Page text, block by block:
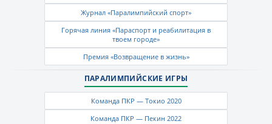
Журнал «Паралимпийский спорт»
Горячая линия «Параспорт и реабилитация в
твоем городе»
Премия «Возвращение в жизнь»
ПАРАЛИМПИЙСКИЕ ИГРЫ
Команда ПКР — Токио 2020
Команда ПКР — Пекин 2022